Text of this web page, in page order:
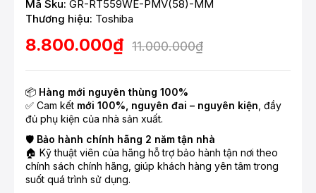
Mã Sku: GR-RT559WE-PMV(58)-MM
Thương hiệu: Toshiba
8.800.000₫ 11.000.000₫
📦 Hàng mới nguyên thùng 100%
✅ Cam kết mới 100%, nguyên đai – nguyên kiện, đầy
đủ phụ kiện của nhà sản xuất.
🛡️ Bảo hành chính hãng 2 năm tận nhà
🏠 Kỹ thuật viên của hãng hỗ trợ bảo hành tận nơi theo
chính sách chính hãng, giúp khách hàng yên tâm trong
suốt quá trình sử dụng.